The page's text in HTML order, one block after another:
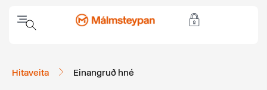
Hitaveita Einangruð hné